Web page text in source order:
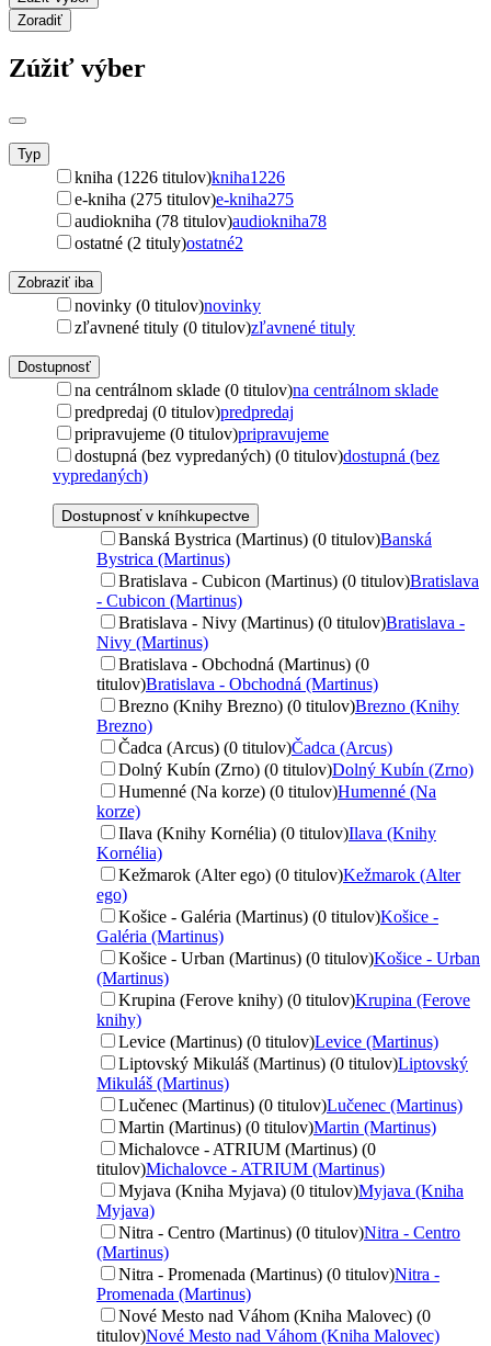
Zoradiť
Zúžiť výber
Typ
kniha (1226 titulov)kniha1226
e-kniha (275 titulov)e-kniha275
audiokniha (78 titulov)audiokniha78
ostatné (2 tituly)ostatné2
Zobraziť iba
novinky (0 titulov)novinky
zľavnené tituly (0 titulov)zľavnené tituly
Dostupnosť
na centrálnom sklade (0 titulov)na centrálnom sklade
predpredaj (0 titulov)predpredaj
pripravujeme (0 titulov)pripravujeme
dostupná (bez vypredaných) (0 titulov)dostupná (bez
vypredaných)
Dostupnosť v kníhkupectve
Banská Bystrica (Martinus) (0 titulov)Banská
Bystrica (Martinus)
Bratislava - Cubicon (Martinus) (0 titulov)Bratislava
- Cubicon (Martinus)
Bratislava - Nivy (Martinus) (0 titulov)Bratislava -
Nivy (Martinus)
Bratislava - Obchodná (Martinus) (0
titulov)Bratislava - Obchodná (Martinus)
Brezno (Knihy Brezno) (0 titulov)Brezno (Knihy
Brezno)
Čadca (Arcus) (0 titulov)Čadca (Arcus)
Dolný Kubín (Zrno) (0 titulov)Dolný Kubín (Zrno)
Humenné (Na korze) (0 titulov)Humenné (Na
korze)
Ilava (Knihy Kornélia) (0 titulov)Ilava (Knihy
Kornélia)
Kežmarok (Alter ego) (0 titulov)Kežmarok (Alter
ego)
Košice - Galéria (Martinus) (0 titulov)Košice -
Galéria (Martinus)
Košice - Urban (Martinus) (0 titulov)Košice - Urban
(Martinus)
Krupina (Ferove knihy) (0 titulov)Krupina (Ferove
knihy)
Levice (Martinus) (0 titulov)Levice (Martinus)
Liptovský Mikuláš (Martinus) (0 titulov)Liptovský
Mikuláš (Martinus)
Lučenec (Martinus) (0 titulov)Lučenec (Martinus)
Martin (Martinus) (0 titulov)Martin (Martinus)
Michalovce - ATRIUM (Martinus) (0
titulov)Michalovce - ATRIUM (Martinus)
Myjava (Kniha Myjava) (0 titulov)Myjava (Kniha
Myjava)
Nitra - Centro (Martinus) (0 titulov)Nitra - Centro
(Martinus)
Nitra - Promenada (Martinus) (0 titulov)Nitra -
Promenada (Martinus)
Nové Mesto nad Váhom (Kniha Malovec) (0
titulov)Nové Mesto nad Váhom (Kniha Malovec)